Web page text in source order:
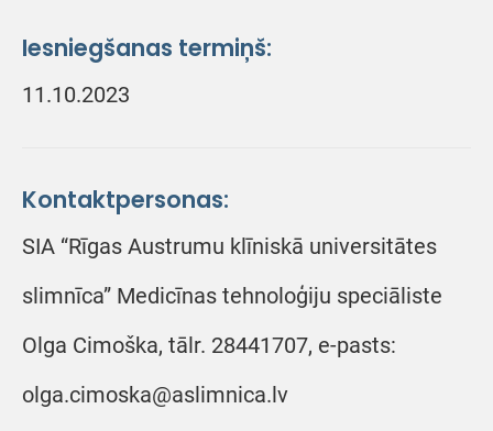
Iesniegšanas termiņš:
11.10.2023
Kontaktpersonas:
SIA “Rīgas Austrumu klīniskā universitātes
slimnīca” Medicīnas tehnoloģiju speciāliste
Olga Cimoška, tālr. 28441707, e-pasts:
olga.cimoska@aslimnica.lv